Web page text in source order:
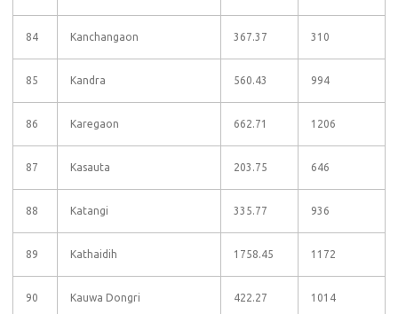
84 Kanchangaon 367.37 310
85 Kandra 560.43 994
86 Karegaon 662.71 1206
87 Kasauta 203.75 646
88 Katangi 335.77 936
89 Kathaidih 1758.45 1172
90 Kauwa Dongri 422.27 1014